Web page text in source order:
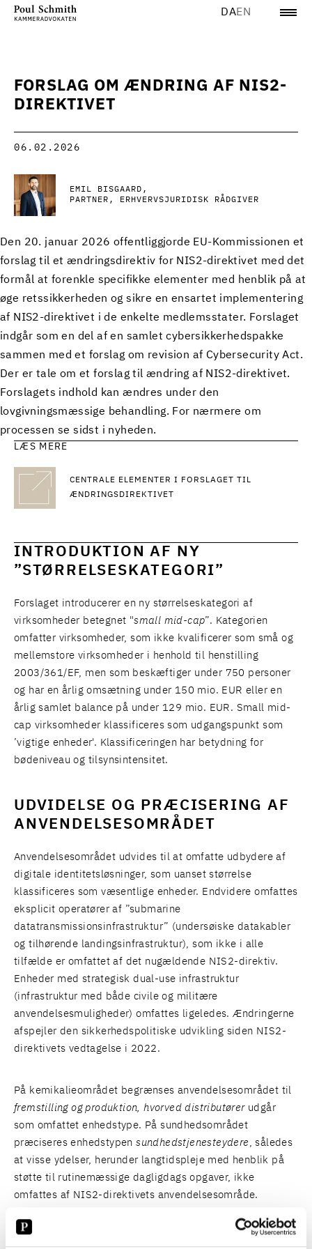
DAEN
FORSLAG OM ÆNDRING AF NIS2-
DIREKTIVET
06.02.2026
EMIL BISGAARD
PARTNER, ERHVERVSJURIDISK RÅDGIVER
Den 20. januar 2026 offentliggjorde EU-Kommissionen et
forslag til et ændringsdirektiv for NIS2-direktivet med det
formål at forenkle specifikke elementer med henblik på at
øge retssikkerheden og sikre en ensartet implementering
af NIS2-direktivet i de enkelte medlemsstater. Forslaget
indgår som en del af en samlet cybersikkerhedspakke
sammen med et forslag om revision af Cybersecurity Act.
Der er tale om et forslag til ændring af NIS2-direktivet.
Forslagets indhold kan ændres under den
lovgivningsmæssige behandling. For nærmere om
processen se sidst i nyheden.
LÆS MERE
CENTRALE ELEMENTER I FORSLAGET TIL
ÆNDRINGSDIREKTIVET
INTRODUKTION AF NY
”STØRRELSESKATEGORI”
Forslaget introducerer en ny størrelseskategori af
virksomheder betegnet "small mid-cap”. Kategorien
omfatter virksomheder, som ikke kvalificerer som små og
mellemstore virksomheder i henhold til henstilling
2003/361/EF, men som beskæftiger under 750 personer
og har en årlig omsætning under 150 mio. EUR eller en
årlig samlet balance på under 129 mio. EUR. Small mid-
cap virksomheder klassificeres som udgangspunkt som
’vigtige enheder'. Klassificeringen har betydning for
bødeniveau og tilsynsintensitet.
UDVIDELSE OG PRÆCISERING AF
ANVENDELSESOMRÅDET
Anvendelsesområdet udvides til at omfatte udbydere af
digitale identitetsløsninger, som uanset størrelse
klassificeres som væsentlige enheder. Endvidere omfattes
eksplicit operatører af ”submarine
datatransmissionsinfrastruktur” (undersøiske datakabler
og tilhørende landingsinfrastruktur), som ikke i alle
tilfælde er omfattet af det nugældende NIS2-direktiv.
Enheder med strategisk dual-use infrastruktur
(infrastruktur med både civile og militære
anvendelsesmuligheder) omfattes ligeledes. Ændringerne
afspejler den sikkerhedspolitiske udvikling siden NIS2-
direktivets vedtagelse i 2022.
På kemikalieområdet begrænses anvendelsesområdet til
fremstilling og produktion, hvorved distributører udgår
som omfattet enhedstype. På sundhedsområdet
præciseres enhedstypensundhedstjenesteydere , således
at visse ydelser, herunder langtidspleje med henblik på
støtte til rutinemæssige dagligdags opgaver, ikke
omfattes af NIS2-direktivets anvendelsesområde.
RELATEREDE NYHEDER